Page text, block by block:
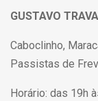
GUSTAVO
Caboclinho,
Passistas de
Horário: das 19h